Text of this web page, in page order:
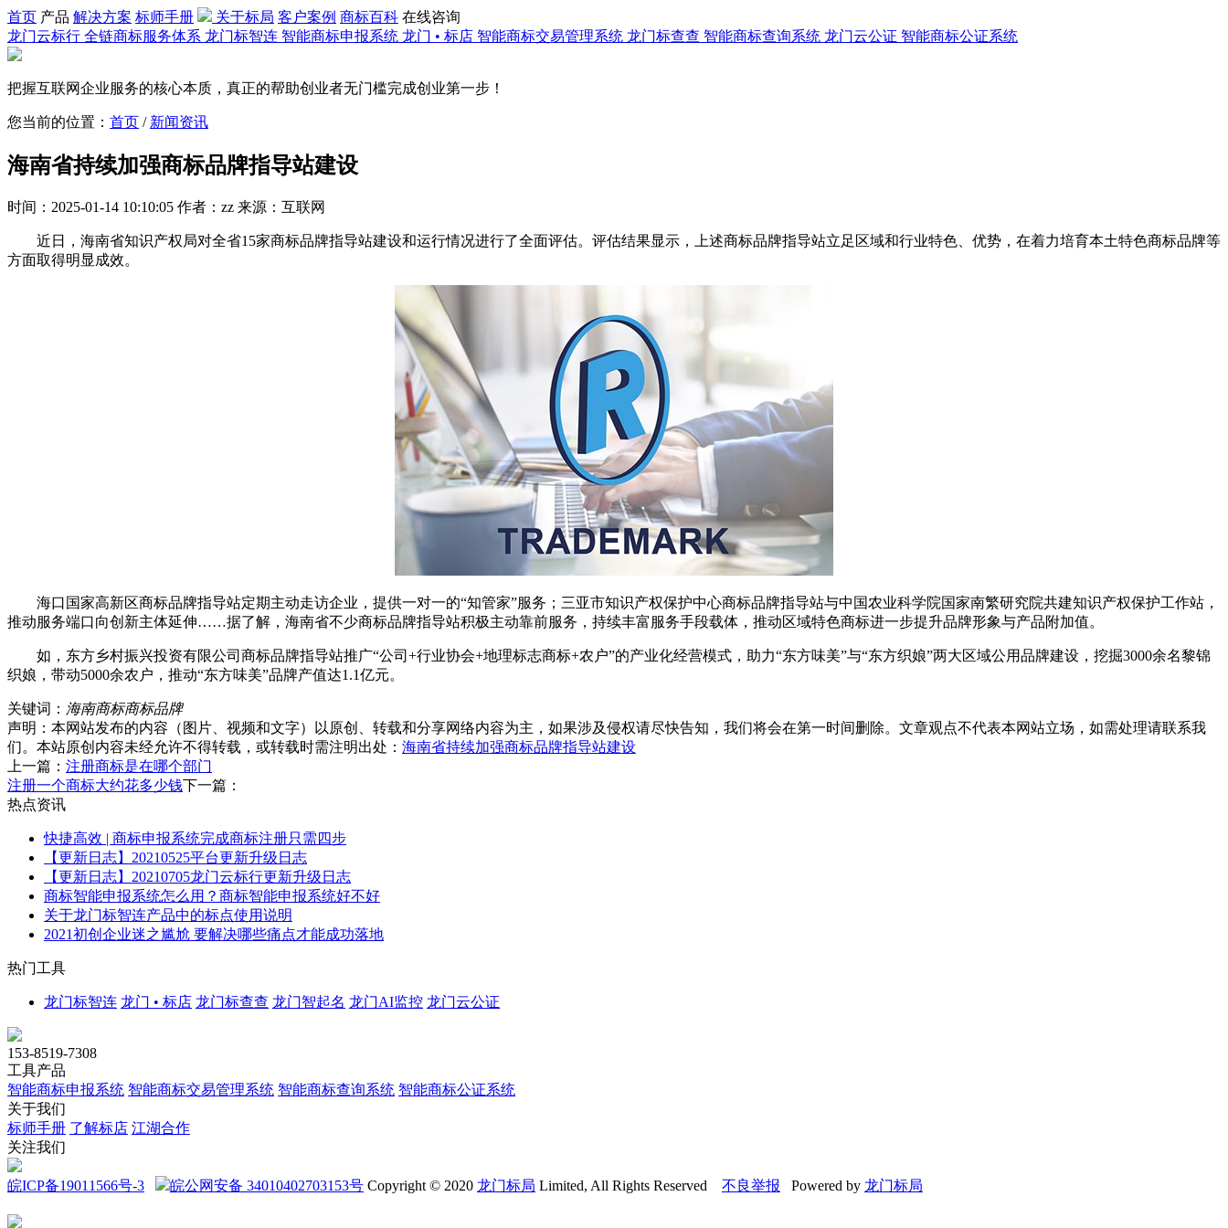
首页 产品 解决方案 标师手册 关于标局 客户案例 商标百科 在线咨询
龙门云标行 全链商标服务体系 龙门标智连 智能商标申报系统 龙门 • 标店 智能商标交易管理系统 龙门标查查 智能商标查询系统 龙门云公证 智能商标公证系统
把握互联网企业服务的核心本质，真正的帮助创业者无门槛完成创业第一步！
您当前的位置： 首页 / 新闻资讯
海南省持续加强商标品牌指导站建设
时间：2025-01-14 10:10:05 作者：zz 来源：互联网
近日，海南省知识产权局对全省15家商标品牌指导站建设和运行情况进行了全面评估。评估结果显示，上述商标品牌指导站立足区域和行业特色、优势，在着力培育本土特色商标品牌等
方面取得明显成效。
海口国家高新区商标品牌指导站定期主动走访企业，提供一对一的“知管家”服务；三亚市知识产权保护中心商标品牌指导站与中国农业科学院国家南繁研究院共建知识产权保护工作站，
推动服务端口向创新主体延伸……据了解，海南省不少商标品牌指导站积极主动靠前服务，持续丰富服务手段载体，推动区域特色商标进一步提升品牌形象与产品附加值。
如，东方乡村振兴投资有限公司商标品牌指导站推广“公司+行业协会+地理标志商标+农户”的产业化经营模式，助力“东方味美”与“东方织娘”两大区域公用品牌建设，挖掘3000余名黎锦
织娘，带动5000余农户，推动“东方味美”品牌产值达1.1亿元。
关键词： 海南商标商标品牌
声明：本网站发布的内容（图片、视频和文字）以原创、转载和分享网络内容为主，如果涉及侵权请尽快告知，我们将会在第一时间删除。文章观点不代表本网站立场，如需处理请联系我
们。本站原创内容未经允许不得转载，或转载时需注明出处： 海南省持续加强商标品牌指导站建设
上一篇： 注册商标是在哪个部门
注册一个商标大约花多少钱下一篇：
热点资讯
快捷高效 | 商标申报系统完成商标注册只需四步
【更新日志】20210525平台更新升级日志
【更新日志】20210705龙门云标行更新升级日志
商标智能申报系统怎么用？商标智能申报系统好不好
关于龙门标智连产品中的标点使用说明
2021初创企业迷之尴尬 要解决哪些痛点才能成功落地
热门工具
龙门标智连 龙门 • 标店 龙门标查查 龙门智起名 龙门AI监控 龙门云公证
153-8519-7308
工具产品
智能商标申报系统 智能商标交易管理系统 智能商标查询系统 智能商标公证系统
关于我们
标师手册 了解标店 江湖合作
关注我们
皖ICP备19011566号-3 皖公网安备 34010402703153号 Copyright © 2020 龙门标局 Limited, All Rights Reserved 不良举报 Powered by 龙门标局